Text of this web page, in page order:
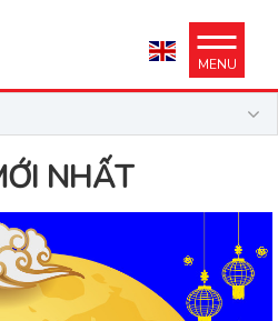
MENU
NHẤT